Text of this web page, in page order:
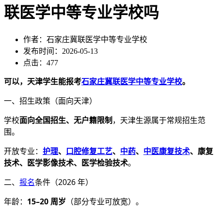
联医学中等专业学校吗
作者：石家庄冀联医学中等专业学校
发布时间：2026-05-13
点击：477
可以，天津学生能报考石家庄冀联医学中等专业学校。
一、招生政策（面向天津）
学校面向全国招生、无户籍限制 ，天津生源属于常规招生范
围。
开放专业： 护理、 口腔修复工艺、 中药、 中医康复技术、康复
技术、医学影像技术、医学检验技术。
二、 报名条件（2026 年）
年龄： 15–20 周岁 （部分专业可放宽）。